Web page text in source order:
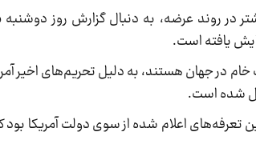
در روند عرضه، به دنبال گزارش روز
یافته است.
در جهان هستند، به دلیل تحریم‌های اخیر
شده است.
تعرفه‌های اعلام شده از سوی دولت آمریکا